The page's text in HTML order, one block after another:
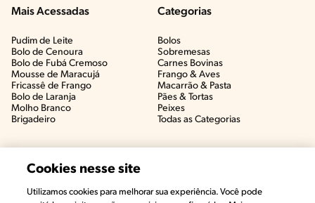
Mais Acessadas
Pudim de Leite
Bolo de Cenoura
Bolo de Fubá Cremoso
Mousse de Maracujá
Fricassê de Frango
Bolo de Laranja
Molho Branco
Brigadeiro
Categorias
Bolos
Sobremesas
Carnes Bovinas​
Frango & Aves​
Macarrão & Pasta​
Pães & Tortas​
Peixes
Todas as Categorias
Cookies nesse site
Utilizamos cookies para melhorar sua experiência. Você pode